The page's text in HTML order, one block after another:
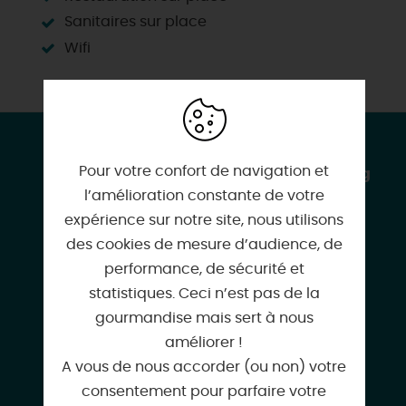
Sanitaires sur place
Wifi
CONTACT & LOCALISATION
Base de loisirs du lac de Châlette-sur-loing
Rue du Lac
45120 CHALETTE-SUR-LOING
02 38 97 90 76
Pour votre confort de navigation et
l’amélioration constante de votre
expérience sur notre site, nous utilisons
des cookies de mesure d’audience, de
performance, de sécurité et
statistiques. Ceci n’est pas de la
gourmandise mais sert à nous
améliorer !
A vous de nous accorder (ou non) votre
consentement pour parfaire votre